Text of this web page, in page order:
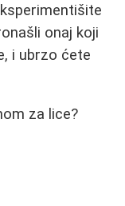
onaj koji
i ubrzo ćete
za lice?